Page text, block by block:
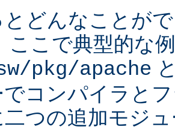
とどんなことが
ここで典型的な
pkg/apache
コンパイラと
二つの追加モジ